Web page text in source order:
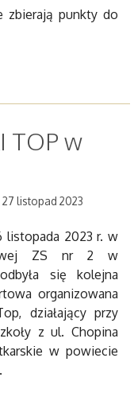
zbierają punkty do
TOP w
listopad 2023
listopada 2023 r. w
ZS nr 2 w
się kolejna
organizowana
działający przy
z ul. Chopina
w powiecie